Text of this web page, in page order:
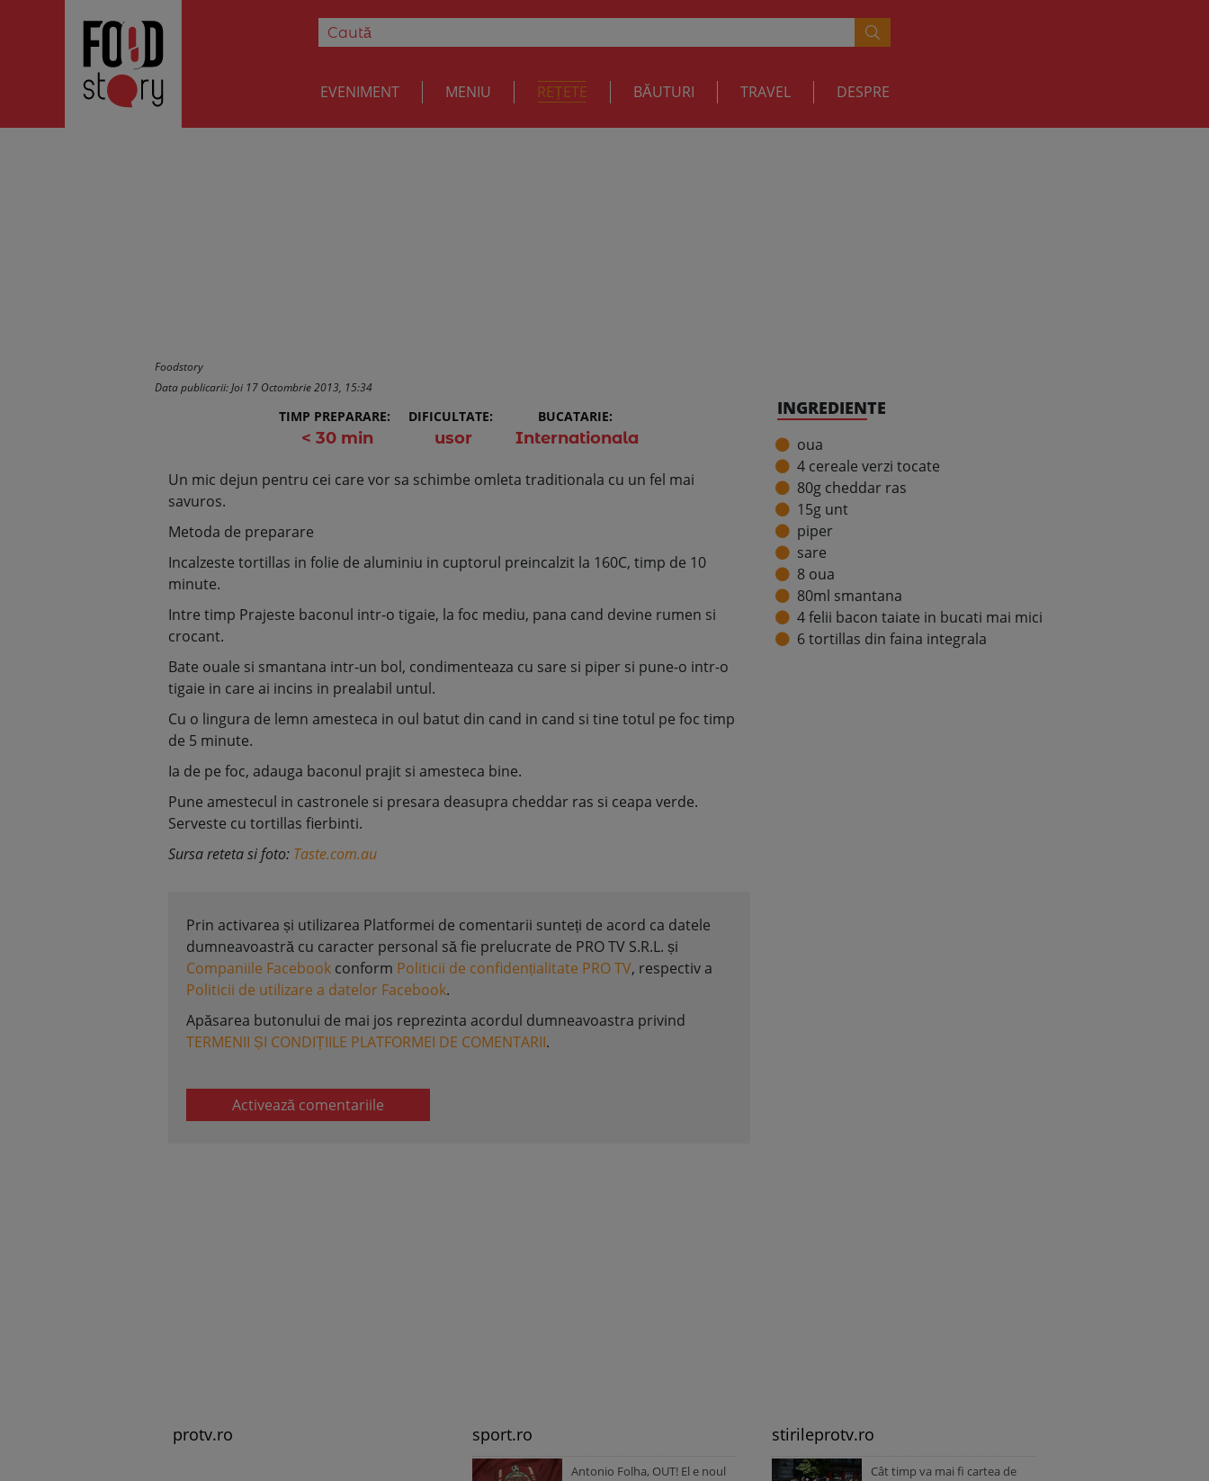
EVENIMENT MENIU REȚETE BĂUTURI TRAVEL DESPRE
Foodstory
Data publicarii: Joi 17 Octombrie 2013, 15:34
TIMP PREPARARE:
< 30 min
DIFICULTATE:
usor
BUCATARIE:
Internationala
Un mic dejun pentru cei care vor sa schimbe omleta traditionala cu un fel mai
savuros.
Metoda de preparare
Incalzeste tortillas in folie de aluminiu in cuptorul preincalzit la 160C, timp de 10
minute.
Intre timp Prajeste baconul intr-o tigaie, la foc mediu, pana cand devine rumen si
crocant.
Bate ouale si smantana intr-un bol, condimenteaza cu sare si piper si pune-o intr-o
tigaie in care ai incins in prealabil untul.
Cu o lingura de lemn amesteca in oul batut din cand in cand si tine totul pe foc timp
de 5 minute.
Ia de pe foc, adauga baconul prajit si amesteca bine.
Pune amestecul in castronele si presara deasupra cheddar ras si ceapa verde.
Serveste cu tortillas fierbinti.
Sursa reteta si foto: Taste.com.au
Prin activarea și utilizarea Platformei de comentarii sunteți de acord ca datele
dumneavoastră cu caracter personal să fie prelucrate de PRO TV S.R.L. și
Companiile Facebook conform Politicii de confidențialitate PRO TV, respectiv a
Politicii de utilizare a datelor Facebook.
Apăsarea butonului de mai jos reprezinta acordul dumneavoastra privind
TERMENII ȘI CONDIȚIILE PLATFORMEI DE COMENTARII.
Activează comentariile
INGREDIENTE
oua
4 cereale verzi tocate
80g cheddar ras
15g unt
piper
sare
8 oua
80ml smantana
4 felii bacon taiate in bucati mai mici
6 tortillas din faina integrala
protv.ro sport.ro
Antonio Folha, OUT! El e noul
stirileprotv.ro
Cât timp va mai fi cartea de